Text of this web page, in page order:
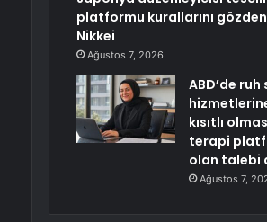
platformu kurallarını
Nikkei
Ağustos 7, 2026
ABD’de ruh
kısıtlı
terapi
olan talebi
Ağustos 7,